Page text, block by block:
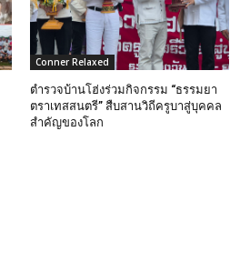
Conner Relaxed
ตำรวจบ้านโฮ่งร่วมกิจกรรม “ธรรมยา
ตราเทสสนตรี” สืบสานวิถีครูบาสู่บุคคล
สำคัญของโลก